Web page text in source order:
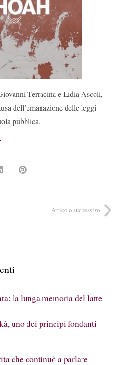
Terracina e Lidia Ascoli,
dell’emanazione delle leggi
pubblica.
Articolo successivo
la lunga memoria del latte
uno dei principi fondanti
che continuò a parlare